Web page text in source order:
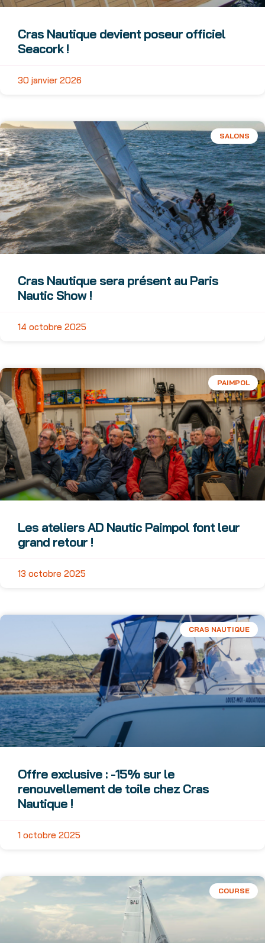
Cras Nautique devient poseur officiel
Seacork !
30 janvier 2026
SALONS
Cras Nautique sera présent au Paris
Nautic Show !
14 octobre 2025
PAIMPOL
Les ateliers AD Nautic Paimpol font leur
grand retour !
13 octobre 2025
CRAS NAUTIQUE
Offre exclusive : -15% sur le
renouvellement de toile chez Cras
Nautique !
1 octobre 2025
COURSE